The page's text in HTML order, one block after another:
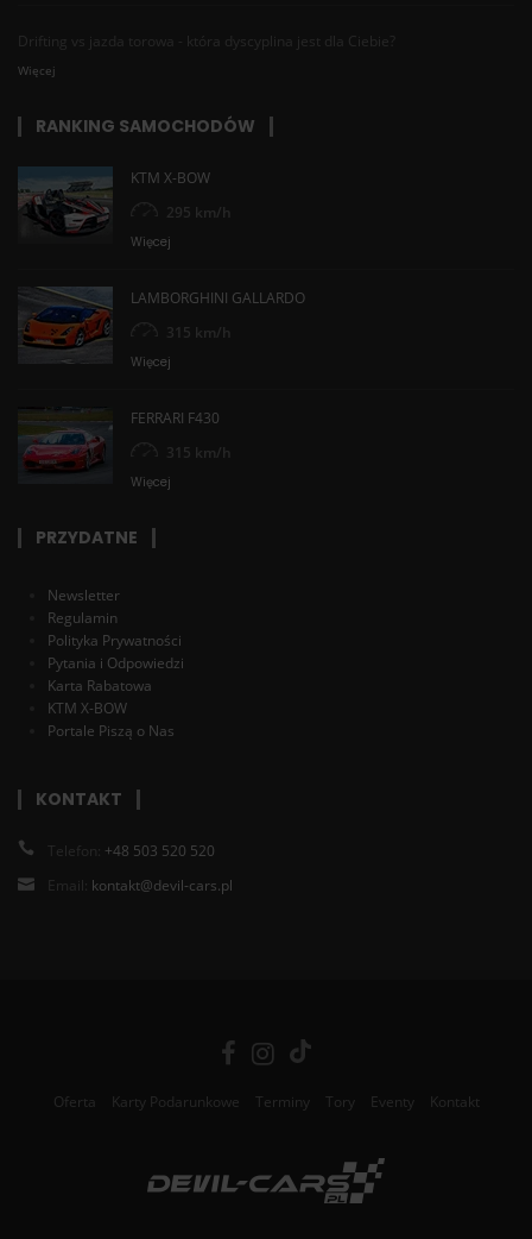
Drifting vs jazda torowa - która dyscyplina jest dla Ciebie?
Więcej
RANKING SAMOCHODÓW
KTM X-BOW
295 km/h
Więcej
LAMBORGHINI GALLARDO
315 km/h
Więcej
FERRARI F430
315 km/h
Więcej
PRZYDATNE
Newsletter
Regulamin
Polityka Prywatności
Pytania i Odpowiedzi
Karta Rabatowa
KTM X-BOW
Portale Piszą o Nas
KONTAKT
Telefon: +48 503 520 520
Email: kontakt@devil-cars.pl
Oferta Karty Podarunkowe Terminy Tory Eventy Kontakt